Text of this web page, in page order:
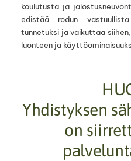
koulutusta ja
edistää rodun
tunnetuksi ja vaikuttaa
luonteen ja
Yhdistyksen
on